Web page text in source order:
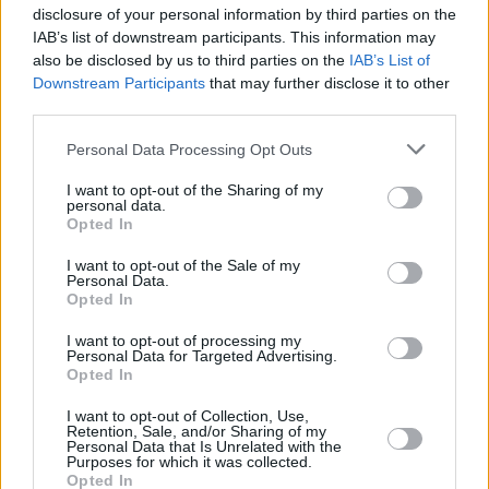
disclosure of your personal information by third parties on the
IAB’s list of downstream participants. This information may
also be disclosed by us to third parties on the IAB’s List of
Downstream Participants that may further disclose it to other
Please note that this website/app uses one or more Google
not limited to your visit or usage behaviour. You may click to
grant or deny consent to Google and its third-party tags to
use your data for below specified purposes in below Google
consent section.
Personal Data Processing Opt Outs
I want to opt-out of the Sharing of my
personal data.
Opted In
I want to opt-out of the Sale of my
Personal Data.
Opted In
I want to opt-out of processing my
Personal Data for Targeted Advertising.
Opted In
I want to opt-out of Collection, Use,
Retention, Sale, and/or Sharing of my
Personal Data that Is Unrelated with the
Purposes for which it was collected.
Opted In
“Ο Παπανικολάου θα είναι στα
παιχνίδια του Κυπέλλου”
αναμένεται να είναι διαθέσιμος στα ματς του
Allwyn Final
Κυπέλλου Ελλάδος στο Ηράκλειο Κρήτης
Παπανικολάου πιστεύουμε ότι θα είναι στα παιχνίδια του
Κυπέλλου. Από εκεί και πέρα, οι υπόλοιποι είναι σε καλή
φάση. Ο Μόντε Μόρις κάνει εδώ και καιρό ατομική και κάνει
και το πρώτο κομμάτι της προπόνησης, που δεν έχει επαφές.
(13/2) μια μαγνητική. Να δούμε σε ποια εξέλιξη είναι η
επούλωση της θλάσης του. Αυτή είναι η κατάσταση. Μέρα με
ή άλλως στην Κρήτη».
Στο σχόλιό του, για το ματς κόντρα στον